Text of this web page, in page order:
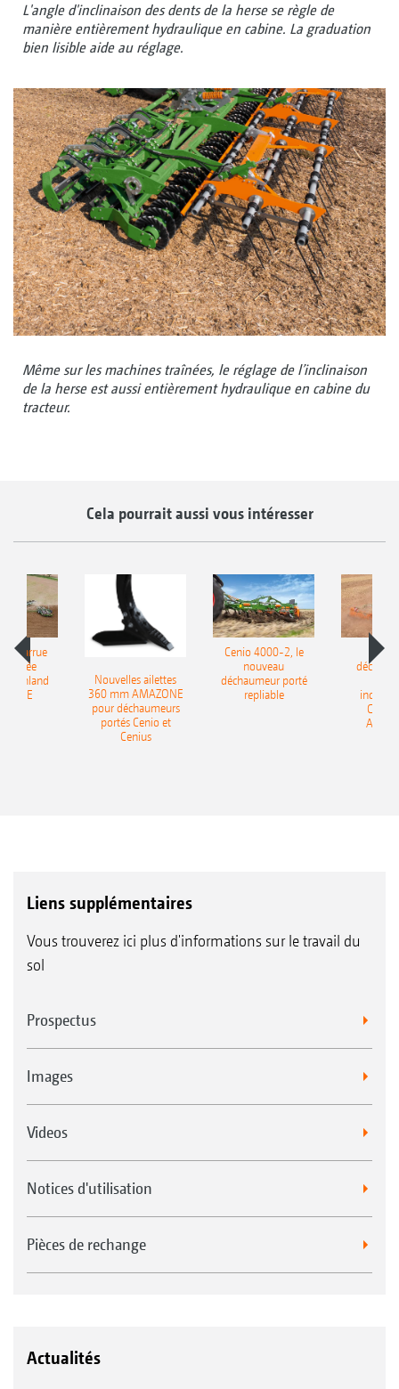
L'angle d'inclinaison des dents de la herse se règle de
manière entièrement hydraulique en cabine. La graduation
bien lisible aide au réglage.
Même sur les machines traînées, le réglage de l’inclinaison
de la herse est aussi entièrement hydraulique en cabine du
tracteur.
Cela pourrait aussi vous intéresser
charrue
portée
Onland
Nouvelles ailettes
360 mm AMAZONE
pour déchaumeurs
portés Cenio et
Cenius
Cenio 4000-2, le
nouveau
déchaumeur porté
repliable
Liens supplémentaires
Vous trouverez ici plus d'informations sur le travail du
sol
Prospectus
Images
Videos
Notices d'utilisation
Pièces de rechange
Actualités